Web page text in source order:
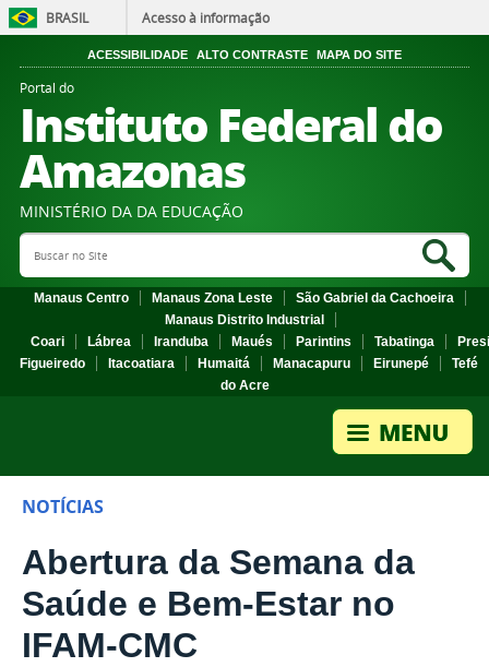
BRASIL Acesso à informação
ACESSIBILIDADE ALTO CONTRASTE MAPA DO SITE
Portal do
Instituto Federal do
Amazonas
MINISTÉRIO DA DA EDUCAÇÃO
Search Site
Manaus Centro Manaus Zona Leste
São Gabriel da Cachoeira
Manaus Distrito Industrial
Coari
Lábrea Iranduba Maués Parintins Tabatinga
Figueiredo
Itacoatiara Humaitá Manacapuru Eirunepé
Tefé
do Acre
NOTÍCIAS
Abertura da Semana da
Saúde e Bem-Estar no
IFAM-CMC